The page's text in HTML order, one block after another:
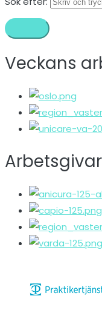
Veckans